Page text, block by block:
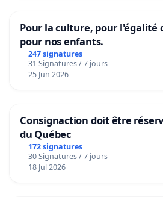
Pour la culture, pour l'égalité
pour nos enfants.
247 signatures
31 Signatures / 7 jours
25 Jun 2026
Consignaction doit être
du Québec
172 signatures
30 Signatures / 7 jours
18 Jul 2026